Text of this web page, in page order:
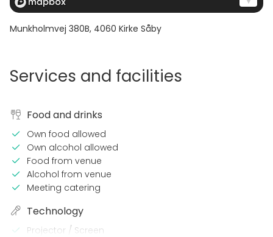
Munkholmvej 380B, 4060 Kirke Såby
Services and facilities
Food and drinks
Own food allowed
Own alcohol allowed
Food from venue
Alcohol from venue
Meeting catering
Technology
Projector / Screen